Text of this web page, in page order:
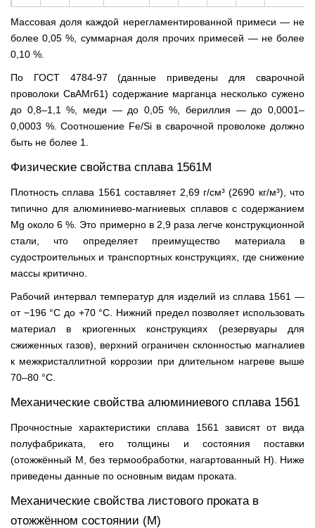
Массовая доля каждой нерегламентированной примеси — не
более 0,05 %, суммарная доля прочих примесей — не более
0,10 %.
По ГОСТ 4784-97 (данные приведены для сварочной
проволоки СвАМг61) содержание марганца несколько сужено
до 0,8–1,1 %, меди — до 0,05 %, бериллия — до 0,0001–
0,0003 %. Соотношение Fe/Si в сварочной проволоке должно
быть не более 1.
Физические свойства сплава 1561М
Плотность сплава 1561 составляет 2,69 г/см³ (2690 кг/м³), что
типично для алюминиево-магниевых сплавов с содержанием
Mg около 6 %. Это примерно в 2,9 раза легче конструкционной
стали, что определяет преимущество материала в
судостроительных и транспортных конструкциях, где снижение
массы критично.
Рабочий интервал температур для изделий из сплава 1561 —
от −196 °С до +70 °С. Нижний предел позволяет использовать
материал в криогенных конструкциях (резервуары для
сжиженных газов), верхний ограничен склонностью магналиев
к межкристаллитной коррозии при длительном нагреве выше
70–80 °С.
Механические свойства алюминиевого сплава 1561
Прочностные характеристики сплава 1561 зависят от вида
полуфабриката, его толщины и состояния поставки
(отожжённый М, без термообработки, нагартованный Н). Ниже
приведены данные по основным видам проката.
Механические свойства листового проката в
отожжённом состоянии (М)